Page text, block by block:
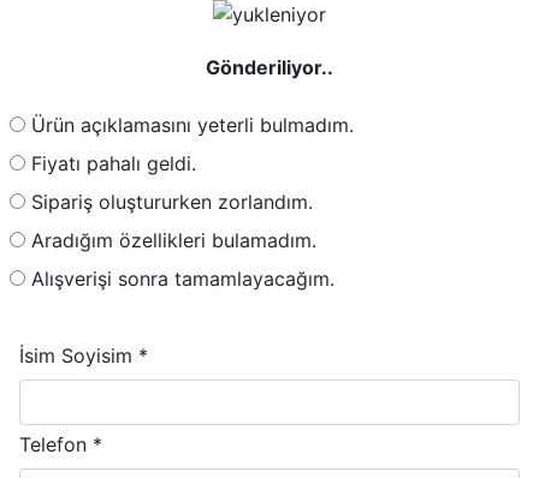
Gönderiliyor..
Ürün açıklamasını yeterli bulmadım.
Fiyatı pahalı geldi.
Sipariş oluştururken zorlandım.
Aradığım özellikleri bulamadım.
Alışverişi sonra tamamlayacağım.
İsim Soyisim *
Telefon *